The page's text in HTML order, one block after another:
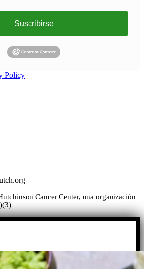
Suscribirse
Policy
Cancer Center, una organización